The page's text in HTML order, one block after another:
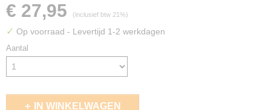
€ 27,95 (inclusief btw 21%)
✓ Op voorraad - Levertijd 1-2 werkdagen
Aantal
IN WINKELWAGEN